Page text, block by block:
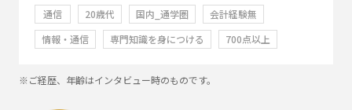
通信 20歳代 国内_通学圏
会計経験無
情報・通信
専門知識を身につける 700点以上
※ご経歴、年齢はインタビュー時のものです。